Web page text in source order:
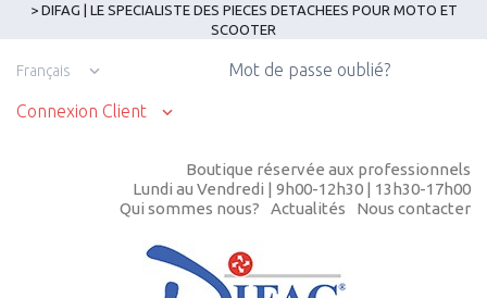
> DIFAG | LE SPECIALISTE DES PIECES DETACHEES POUR MOTO ET
SCOOTER
Français
Connexion Client
Mot de passe oublié?
Boutique réservée aux professionnels
Lundi au Vendredi | 9h00-12h30 | 13h30-17h00
Qui sommes nous?
Actualités Nous contacter